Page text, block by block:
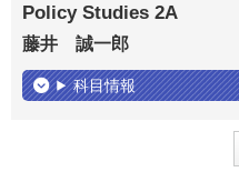
Policy Studies 2A
藤井 誠一郎
科目情報